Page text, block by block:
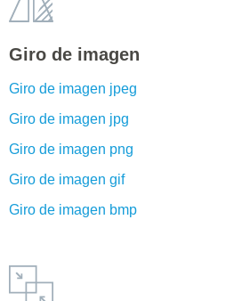
Giro de imagen
Giro de imagen jpeg
Giro de imagen jpg
Giro de imagen png
Giro de imagen gif
Giro de imagen bmp